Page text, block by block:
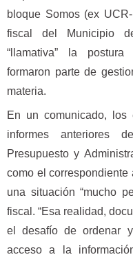
bloque Somos (ex
fiscal del Municipio
“llamativa” la
formaron parte de
materia.
En un comunicado, los
informes anteriores
Presupuesto y
como el
una situación “mucho
fiscal. “Esa realidad,
el desafío de ordenar
acceso a la